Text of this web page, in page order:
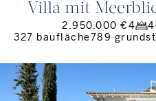
Villa mit
Pool nahe Puerto
2.950.000 €4
4
327 baufläche789